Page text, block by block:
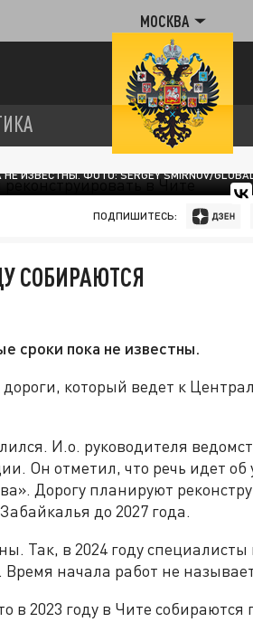
МОСКВА
ФОТО: SERGEY SMIRNOV/
ПОДПИШИТЕСЬ:
СОБИРАЮТСЯ
сроки пока не известны.
который ведет к
И.о. руководителя
Он отметил, что речь идет об
Дорогу планируют
до 2027 года.
Так, в 2024 году специалисты
начала работ не
в 2023 году в Чите собираются